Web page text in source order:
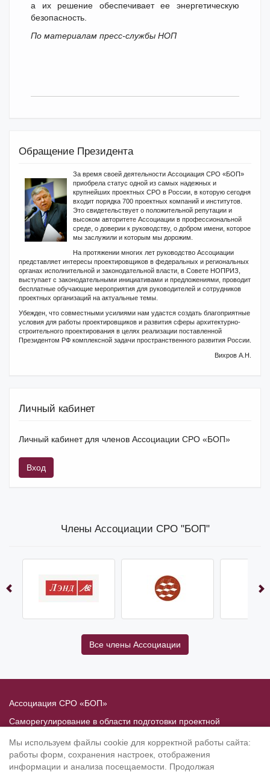
а их решение обеспечивает ее энергетическую
безопасность.
По материалам пресс-службы НОП
Обращение Президента
За время своей деятельности Ассоциация СРО «БОП»
приобрела статус одной из самых надежных и
крупнейших проектных СРО в России, в которую сегодня
входит порядка 700 проектных компаний и институтов.
Это свидетельствует о положительной репутации и
высоком авторитете Ассоциации в профессиональной
среде, о доверии к руководству, о добром имени, которое
мы заслужили и которым мы дорожим.
На протяжении многих лет руководство Ассоциации
представляет интересы проектировщиков в федеральных и региональных
органах исполнительной и законодательной власти, в Совете НОПРИЗ,
выступает с законодательными инициативами и предложениями, проводит
бесплатные обучающие мероприятия для руководителей и сотрудников
проектных организаций на актуальные темы.
Убежден, что совместными усилиями нам удастся создать благоприятные
условия для работы проектировщиков и развития сферы архитектурно-
строительного проектирования в целях реализации поставленной
Президентом РФ комплексной задачи пространственного развития России.
Вихров А.Н.
Личный кабинет
Личный кабинет для членов Ассоциации СРО «БОП»
Вход
Члены Ассоциации СРО "БОП"
Все члены Ассоциации
Ассоциация СРО «БОП»
Саморегулирование в области подготовки проектной
Политика в отношении обработки персональных данных
190020, Санкт-Петербург, Рижский пр. 3, литер Б
Мы используем файлы cookie для корректной работы сайта:
работы форм, сохранения настроек, отображения
информации и анализа посещаемости. Продолжая